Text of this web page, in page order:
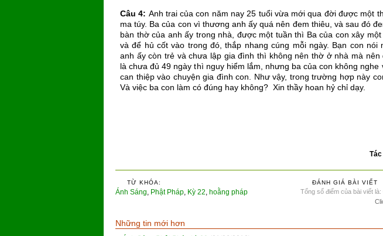
Câu 4: Anh trai của con năm nay 25 tuổi vừa mới qua đời được một
ma túy. Ba của con vì thương anh ấy quá nên đem thiêu, và sau đó
bàn thờ của anh ấy trong nhà, được một tuần thì Ba của con xây
và để hủ cốt vào trong đó, thắp nhang cúng mỗi ngày. Bạn con nói
anh ấy còn trẻ và chưa lập gia đình thì không nên thờ ở nhà mà nên
là chưa đủ 49 ngày thì nguy hiểm lắm, nhưng ba của con không nghe
can thiệp vào chuyện gia đình con. Như vậy, trong trường hợp này
Và việc ba con làm có đúng hay không? Xin thầy hoan hỷ chỉ dạy.
TỪ KHÓA:
Ánh Sáng, Phật Pháp, Kỳ 22, hoằng pháp
ĐÁNH GIÁ BÀI VIẾT
Tổng số điểm của bài viết
Những tin mới hơn